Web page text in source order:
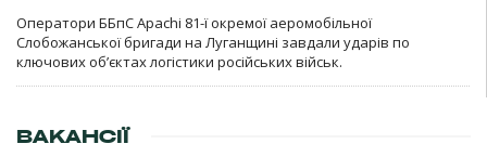
Оператори ББпС Apachi 81-ї окремої аеромобільної
Слобожанської бригади на Луганщині завдали ударів по
ключових об’єктах логістики російських військ.
ВАКАНСІЇ